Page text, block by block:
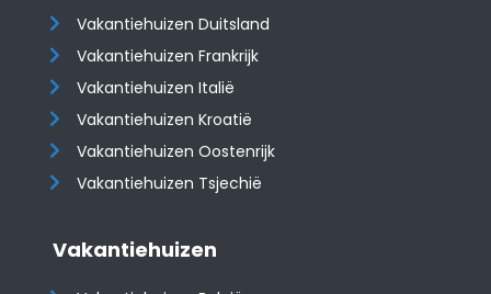
Vakantiehuizen Duitsland
Vakantiehuizen Frankrijk
Vakantiehuizen Italië
Vakantiehuizen Kroatië
​​​​​​​Vakantiehuizen Oostenrijk
Vakantiehuizen Tsjechië
Vakantiehuizen